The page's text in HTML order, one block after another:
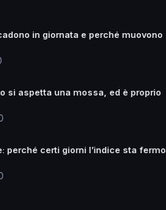
in giornata e perché muovono
si aspetta una mossa, ed è proprio
perché certi giorni l’indice sta fermo